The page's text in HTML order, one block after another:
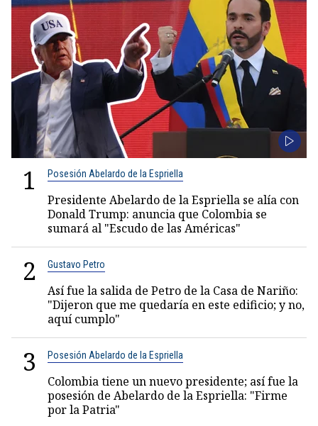
1 Posesión Abelardo de la Espriella
Presidente Abelardo de la Espriella se alía con
Donald Trump: anuncia que Colombia se
sumará al "Escudo de las Américas"
2 Gustavo Petro
Así fue la salida de Petro de la Casa de Nariño:
"Dijeron que me quedaría en este edificio; y no,
aquí cumplo"
3 Posesión Abelardo de la Espriella
Colombia tiene un nuevo presidente; así fue la
posesión de Abelardo de la Espriella: "Firme
por la Patria"